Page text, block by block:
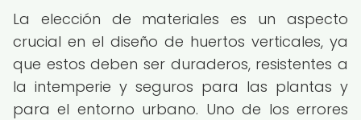
La elección de materiales es un aspecto
crucial en el diseño de huertos verticales, ya
que estos deben ser duraderos, resistentes a
la intemperie y seguros para las plantas y
para el entorno urbano. Uno de los errores